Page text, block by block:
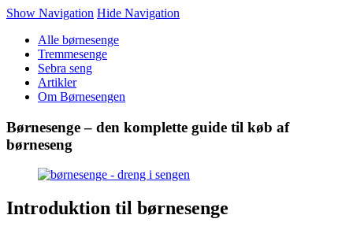
Show Navigation Hide Navigation
Alle børnesenge
Tremmesenge
Sebra seng
Artikler
Om Børnesengen
Børnesenge – den komplette guide til køb af
børneseng
Introduktion til børnesenge